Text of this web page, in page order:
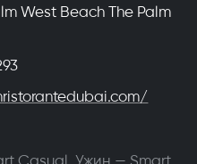
West Beach The Palm
Casual. Ужин — Smart